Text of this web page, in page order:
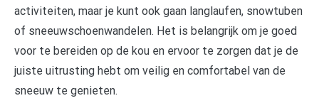
activiteiten, maar je kunt ook gaan langlaufen, snowtuben
of sneeuwschoenwandelen. Het is belangrijk om je goed
voor te bereiden op de kou en ervoor te zorgen dat je de
juiste uitrusting hebt om veilig en comfortabel van de
sneeuw te genieten.